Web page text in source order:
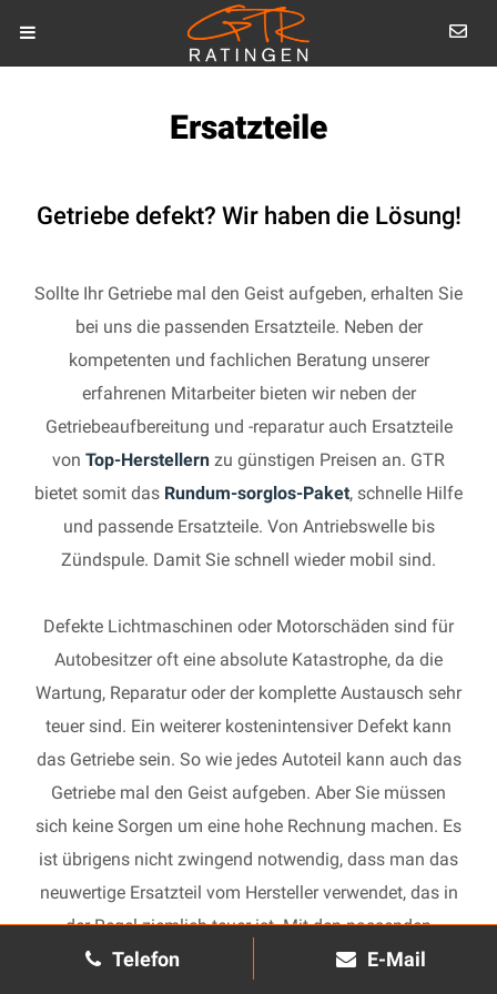
Telefon E-Mail
Ersatzteile
Getriebe defekt? Wir haben die Lösung!
Sollte Ihr Getriebe mal den Geist aufgeben, erhalten Sie
bei uns die passenden Ersatzteile. Neben der
kompetenten und fachlichen Beratung unserer
erfahrenen Mitarbeiter bieten wir neben der
Getriebeaufbereitung und -reparatur auch Ersatzteile
von Top-Herstellern zu günstigen Preisen an. GTR
bietet somit das Rundum-sorglos-Paket, schnelle Hilfe
und passende Ersatzteile. Von Antriebswelle bis
Zündspule. Damit Sie schnell wieder mobil sind.
Defekte Lichtmaschinen oder Motorschäden sind für
Autobesitzer oft eine absolute Katastrophe, da die
Wartung, Reparatur oder der komplette Austausch sehr
teuer sind. Ein weiterer kostenintensiver Defekt kann
das Getriebe sein. So wie jedes Autoteil kann auch das
Getriebe mal den Geist aufgeben. Aber Sie müssen
sich keine Sorgen um eine hohe Rechnung machen. Es
ist übrigens nicht zwingend notwendig, dass man das
neuwertige Ersatzteil vom Hersteller verwendet, das in
der Regel ziemlich teuer ist. Mit den passenden
Ersatzteilen kann jedes gebrauchte Getriebe schnell